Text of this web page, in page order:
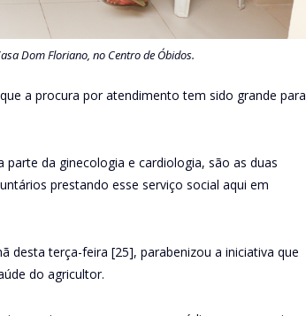
Dom Floriano, no Centro de Óbidos.
a procura por atendimento tem sido grande para
da ginecologia e cardiologia, são as duas
prestando esse serviço social aqui em
desta terça-feira [25], parabenizou a iniciativa que
do agricultor.